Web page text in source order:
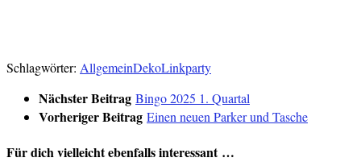
Schlagwörter: AllgemeinDekoLinkparty
Nächster Beitrag Bingo 2025 1. Quartal
Vorheriger Beitrag Einen neuen Parker und Tasche
Für dich vielleicht ebenfalls interessant …